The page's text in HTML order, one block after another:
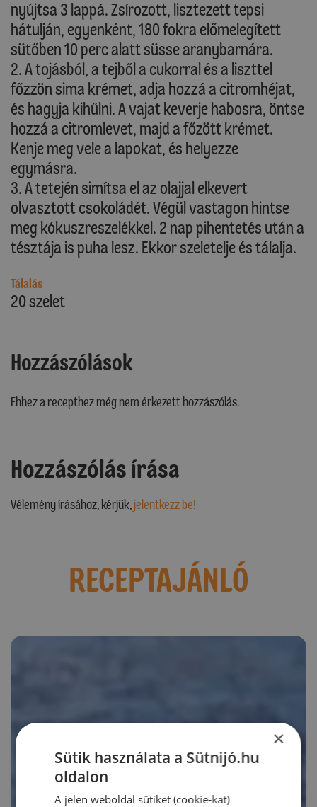
nyújtsa 3 lappá. Zsírozott, lisztezett tepsi
hátulján, egyenként, 180 fokra előmelegített
sütőben 10 perc alatt süsse aranybarnára.
2. A tojásból, a tejből a cukorral és a liszttel
főzzön sima krémet, adja hozzá a citromhéjat,
és hagyja kihűlni. A vajat keverje habosra, öntse
hozzá a citromlevet, majd a főzött krémet.
Kenje meg vele a lapokat, és helyezze
egymásra.
3. A tetején simítsa el az olajjal elkevert
olvasztott csokoládét. Végül vastagon hintse
meg kókuszreszelékkel. 2 nap pihentetés után a
tésztája is puha lesz. Ekkor szeletelje és tálalja.
Tálalás
20 szelet
Hozzászólások
Ehhez a recepthez még nem érkezett hozzászólás.
Hozzászólás írása
Vélemény írásához, kérjük,jelentkezz be!
RECEPTAJÁNLÓ
×
Sütik használata a Sütnijó.hu
oldalon
A jelen weboldal sütiket (cookie-kat)